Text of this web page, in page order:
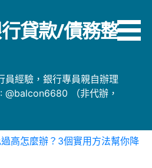
貸款/債務整
員經驗，銀行專員親自辦理
@balcon6680 （非代辦，
高怎麼辦？3個實用方法幫你降